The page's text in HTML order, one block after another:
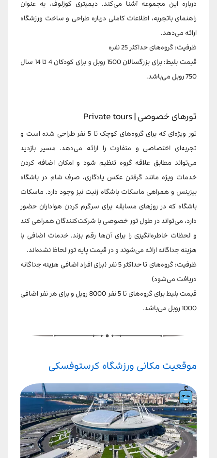
درباره این مجموعه آشنا می‌کند. دیمیتری کوزلوف، به عنوان
راهنمای باتجربه، اطلاعات کاملی درباره طراحی و ساخت ورزشگاه
ارائه می‌دهد.
ظرفیت: گروه‌های حداکثر 25 نفره
قیمت بلیط: برای بزرگسالان 1500 روبل و برای کودکان 4 تا 14 سال
750 روبل می‌باشد.
تورهای خصوصی | Private tours
تور ویژه‌ای که برای گروه‌های کوچک تا 5 نفر طراحی شده است و
تجربه‌ای اختصاصی و متفاوت را ارائه می‌دهد. مسیر بازدید
می‌تواند مطابق علاقه گروه تنظیم شود و امکان اضافه کردن
خدمات ویژه مانند گرفتن عکس یادگاری، صرف شام در باشگاه
بیزینس و همراهی ماسکات باشگاه زنیت نیز وجود دارد. ماسکات
باشگاه که در روزهای مسابقه برای سرگرم کردن هواداران حضور
دارد، می‌تواند در طول تور خصوصی با شرکت‌کنندگان همراهی کند
و لحظات خاطره‌انگیزی را برای آن‌ها رقم بزند. خدمات اضافی با
هزینه جداگانه ارائه می‌شوند و در قیمت پایه تور لحاظ نشده‌اند.
ظرفیت: گروه‌های تا حداکثر 5 نفر (برای افراد اضافی هزینه جداگانه
دریافت می‌شود)
قیمت بلیط برای گروه‌های تا 5 نفر 8000 روبل و برای هر نفر اضافی
1000 روبل می‌باشد.
موقعیت مکانی ورزشگاه کرستوفسکی